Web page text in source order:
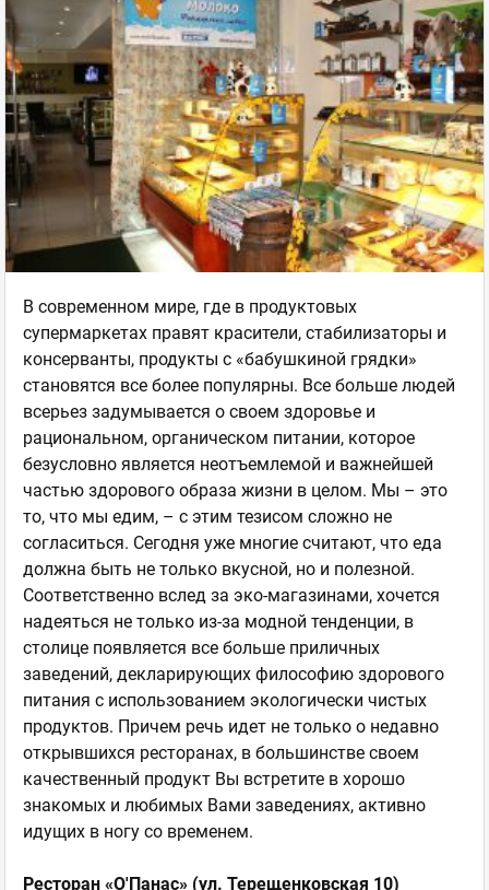
В современном мире, где в продуктовых
супермаркетах правят красители, стабилизаторы и
консерванты, продукты с «бабушкиной грядки»
становятся все более популярны. Все больше людей
всерьез задумывается о своем здоровье и
рациональном, органическом питании, которое
безусловно является неотъемлемой и важнейшей
частью здорового образа жизни в целом. Мы – это
то, что мы едим, – с этим тезисом сложно не
согласиться. Сегодня уже многие считают, что еда
должна быть не только вкусной, но и полезной.
Соответственно вслед за эко-магазинами, хочется
надеяться не только из-за модной тенденции, в
столице появляется все больше приличных
заведений, декларирующих философию здорового
питания с использованием экологически чистых
продуктов. Причем речь идет не только о недавно
открывшихся ресторанах, в большинстве своем
качественный продукт Вы встретите в хорошо
знакомых и любимых Вами заведениях, активно
идущих в ногу со временем.
Ресторан «О'Панас» (ул. Терещенковская 10)